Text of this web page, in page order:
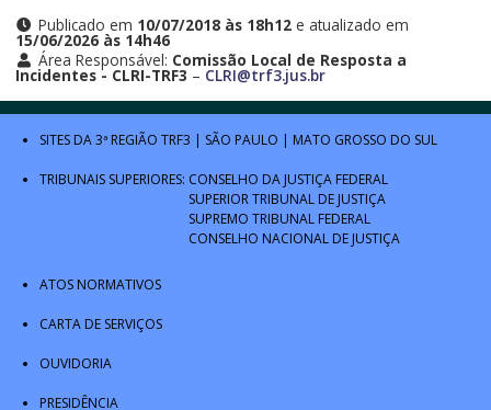
Publicado em 10/07/2018 às 18h12e atualizado em
15/06/2026 às 14h46
Área Responsável: Comissão Local de Resposta a
Incidentes - CLRI-TRF3 – CLRI@trf3.jus.br
SITES DA 3ª REGIÃO TRF3 | SÃO PAULO | MATO GROSSO DO SUL
TRIBUNAIS SUPERIORES: CONSELHO DA JUSTIÇA FEDERAL
SUPERIOR TRIBUNAL DE JUSTIÇA
SUPREMO TRIBUNAL FEDERAL
CONSELHO NACIONAL DE JUSTIÇA
ATOS NORMATIVOS
CARTA DE SERVIÇOS
OUVIDORIA
PRESIDÊNCIA